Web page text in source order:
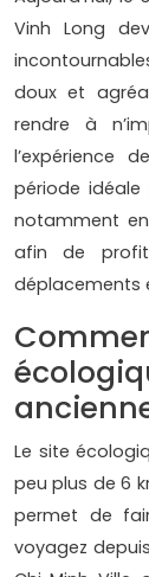
Vinh Long
doux et
rendre à
l’expérience
période
notamment
afin de
déplacements
Le site
peu plus de 6
permet de
voyagez